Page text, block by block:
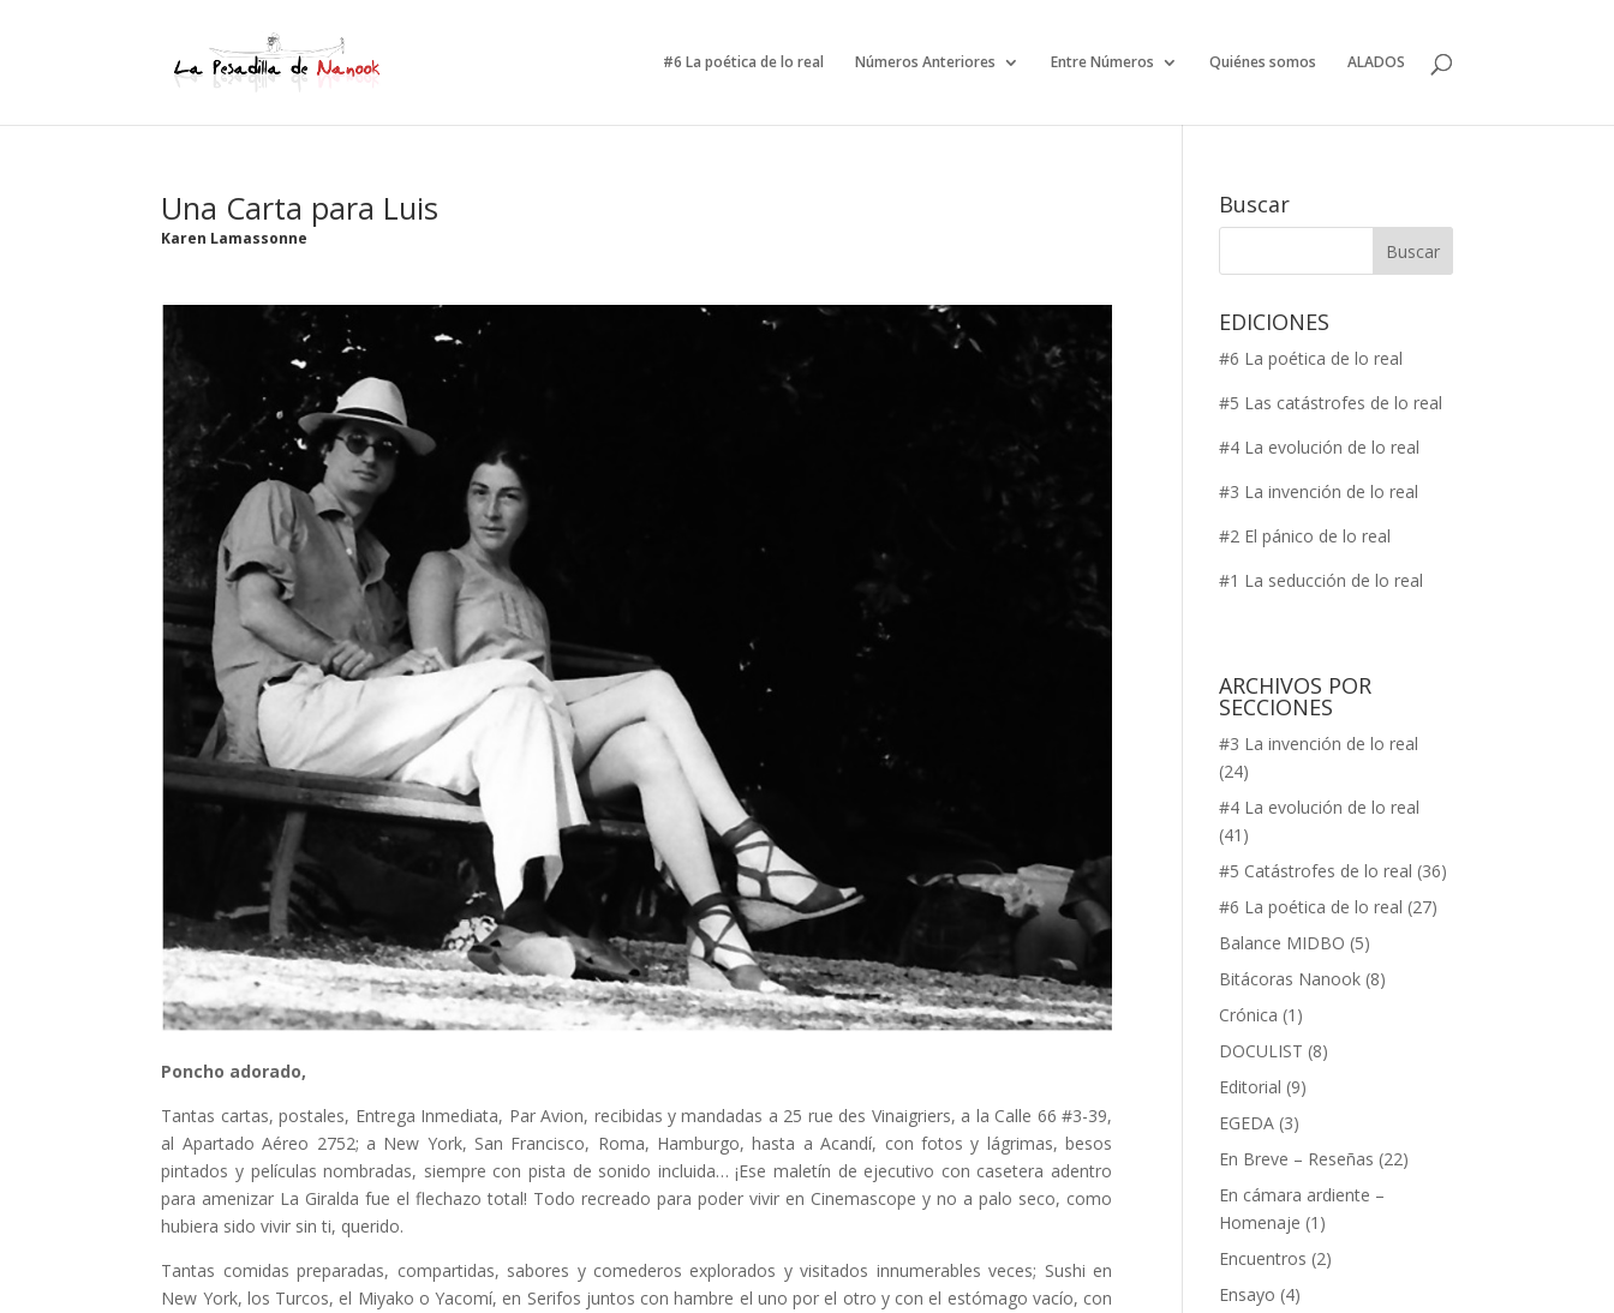
#6 La poética de lo real Números Anteriores Entre Números Quiénes somos ALADOS
Una Carta para Luis
Karen Lamassonne
Poncho adorado,
Tantas cartas, postales, Entrega Inmediata, Par Avion, recibidas y mandadas a 25 rue des Vinaigriers, a la Calle 66 #3-39,
al Apartado Aéreo 2752; a New York, San Francisco, Roma, Hamburgo, hasta a Acandí, con fotos y lágrimas, besos
pintados y películas nombradas, siempre con pista de sonido incluida… ¡Ese maletín de ejecutivo con casetera adentro
para amenizar La Giralda fue el flechazo total! Todo recreado para poder vivir en Cinemascope y no a palo seco, como
hubiera sido vivir sin ti, querido.
Tantas comidas preparadas, compartidas, sabores y comederos explorados y visitados innumerables veces; Sushi en
New York, los Turcos, el Miyako o Yacomí, en Serifos juntos con hambre el uno por el otro y con el estómago vacío, con
Buscar
EDICIONES
#6 La poética de lo real
#5 Las catástrofes de lo real
#4 La evolución de lo real
#3 La invención de lo real
#2 El pánico de lo real
#1 La seducción de lo real
ARCHIVOS POR
SECCIONES
#3 La invención de lo real
(24)
#4 La evolución de lo real
(41)
#5 Catástrofes de lo real (36)
#6 La poética de lo real (27)
Balance MIDBO (5)
Bitácoras Nanook (8)
Crónica (1)
DOCULIST (8)
Editorial (9)
EGEDA (3)
En Breve – Reseñas (22)
En cámara ardiente –
Homenaje (1)
Encuentros (2)
Ensayo (4)